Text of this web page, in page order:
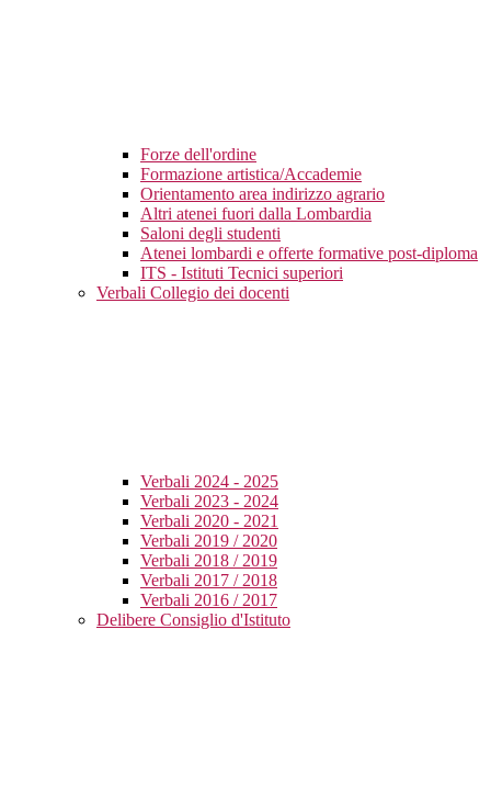
Forze dell'ordine
Formazione artistica/Accademie
Orientamento area indirizzo agrario
Altri atenei fuori dalla Lombardia
Saloni degli studenti
Atenei lombardi e offerte formative post-diploma
ITS - Istituti Tecnici superiori
Verbali Collegio dei docenti
Verbali 2024 - 2025
Verbali 2023 - 2024
Verbali 2020 - 2021
Verbali 2019 / 2020
Verbali 2018 / 2019
Verbali 2017 / 2018
Verbali 2016 / 2017
Delibere Consiglio d'Istituto